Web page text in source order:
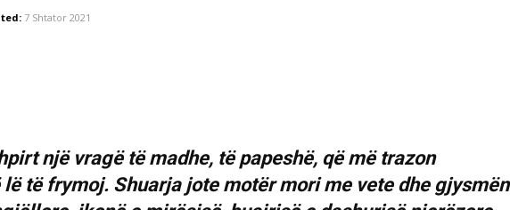
7 Shtator 2021
një vragë të madhe, të papeshë, që më trazon
lë të frymoj. Shuarja jote motër mori me vete dhe gjysmën